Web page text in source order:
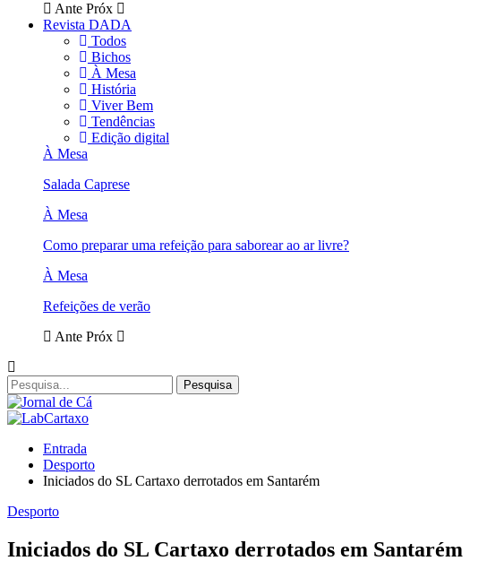
Ante Próx
Revista DADA
Todos
Bichos
À Mesa
História
Viver Bem
Tendências
Edição digital
À Mesa
Salada Caprese
À Mesa
Como preparar uma refeição para saborear ao ar livre?
À Mesa
Refeições de verão
Ante Próx
Entrada
Desporto
Iniciados do SL Cartaxo derrotados em Santarém
Desporto
Iniciados do SL Cartaxo derrotados em Santarém